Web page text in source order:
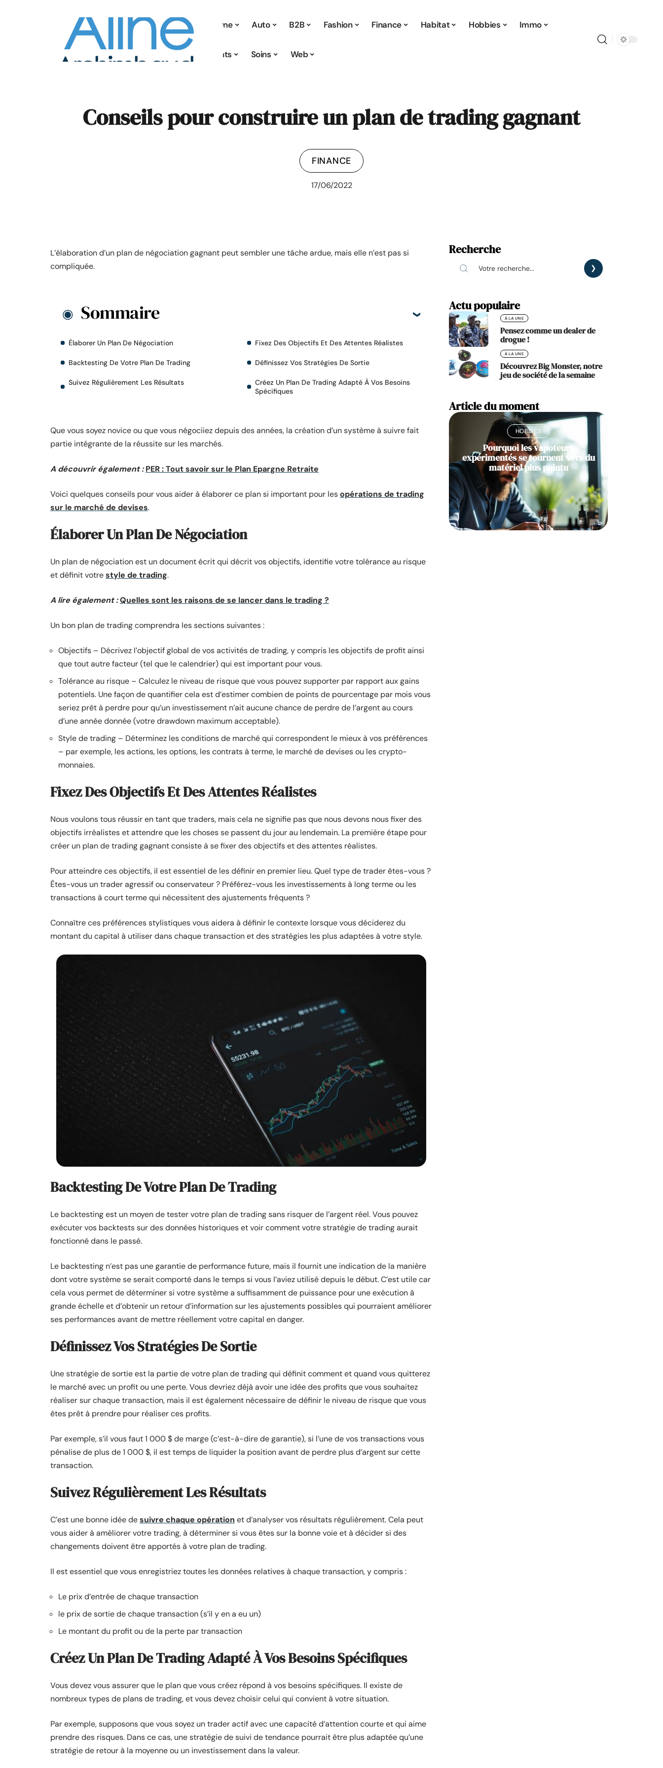
À la une Auto B2B Fashion Finance Habitat Hobbies Immo
Parents Soins Web
Conseils pour construire un plan de trading gagnant
FINANCE
17/06/2022
L’élaboration d’un plan de négociation gagnant peut sembler une tâche ardue, mais elle n’est pas si
compliquée.
Sommaire
Élaborer Un Plan De Négociation Fixez Des Objectifs Et Des Attentes Réalistes
Backtesting De Votre Plan De Trading Définissez Vos Stratégies De Sortie
Suivez Régulièrement Les Résultats
Créez Un Plan De Trading Adapté À Vos Besoins
Spécifiques
Que vous soyez novice ou que vous négociiez depuis des années, la création d’un système à suivre fait
partie intégrante de la réussite sur les marchés.
A découvrir également : PER : Tout savoir sur le Plan Epargne Retraite
Voici quelques conseils pour vous aider à élaborer ce plan si important pour lesopérations de trading
sur le marché de devises.
Élaborer Un Plan De Négociation
Un plan de négociation est un document écrit qui décrit vos objectifs, identifie votre tolérance au risque
et définit votrestyle de trading.
A lire également :Quelles sont les raisons de se lancer dans le trading ?
Un bon plan de trading comprendra les sections suivantes :
Objectifs – Décrivez l’objectif global de vos activités de trading, y compris les objectifs de profit ainsi
que tout autre facteur (tel que le calendrier) qui est important pour vous.
Tolérance au risque – Calculez le niveau de risque que vous pouvez supporter par rapport aux gains
potentiels. Une façon de quantifier cela est d’estimer combien de points de pourcentage par mois vous
seriez prêt à perdre pour qu’un investissement n’ait aucune chance de perdre de l’argent au cours
d’une année donnée (votre drawdown maximum acceptable).
Style de trading – Déterminez les conditions de marché qui correspondent le mieux à vos préférences
– par exemple, les actions, les options, les contrats à terme, le marché de devises ou les crypto-
monnaies.
Fixez Des Objectifs Et Des Attentes Réalistes
Nous voulons tous réussir en tant que traders, mais cela ne signifie pas que nous devons nous fixer des
objectifs irréalistes et attendre que les choses se passent du jour au lendemain. La première étape pour
créer un plan de trading gagnant consiste à se fixer des objectifs et des attentes réalistes.
Pour atteindre ces objectifs, il est essentiel de les définir en premier lieu. Quel type de trader êtes-vous ?
Êtes-vous un trader agressif ou conservateur ? Préférez-vous les investissements à long terme ou les
transactions à court terme qui nécessitent des ajustements fréquents ?
Connaître ces préférences stylistiques vous aidera à définir le contexte lorsque vous déciderez du
montant du capital à utiliser dans chaque transaction et des stratégies les plus adaptées à votre style.
Backtesting De Votre Plan De Trading
Le backtesting est un moyen de tester votre plan de trading sans risquer de l’argent réel. Vous pouvez
exécuter vos backtests sur des données historiques et voir comment votre stratégie de trading aurait
fonctionné dans le passé.
Le backtesting n’est pas une garantie de performance future, mais il fournit une indication de la manière
dont votre système se serait comporté dans le temps si vous l’aviez utilisé depuis le début. C’est utile car
cela vous permet de déterminer si votre système a suffisamment de puissance pour une exécution à
grande échelle et d’obtenir un retour d’information sur les ajustements possibles qui pourraient améliorer
ses performances avant de mettre réellement votre capital en danger.
Définissez Vos Stratégies De Sortie
Une stratégie de sortie est la partie de votre plan de trading qui définit comment et quand vous quitterez
le marché avec un profit ou une perte. Vous devriez déjà avoir une idée des profits que vous souhaitez
réaliser sur chaque transaction, mais il est également nécessaire de définir le niveau de risque que vous
êtes prêt à prendre pour réaliser ces profits.
Par exemple, s’il vous faut 1 000 $ de marge (c’est-à-dire de garantie), si l’une de vos transactions vous
pénalise de plus de 1 000 $, il est temps de liquider la position avant de perdre plus d’argent sur cette
transaction.
Suivez Régulièrement Les Résultats
C’est une bonne idée desuivre chaque opération et d’analyser vos résultats régulièrement. Cela peut
vous aider à améliorer votre trading, à déterminer si vous êtes sur la bonne voie et à décider si des
changements doivent être apportés à votre plan de trading.
Il est essentiel que vous enregistriez toutes les données relatives à chaque transaction, y compris :
Le prix d’entrée de chaque transaction
le prix de sortie de chaque transaction (s’il y en a eu un)
Le montant du profit ou de la perte par transaction
Créez Un Plan De Trading Adapté À Vos Besoins Spécifiques
Vous devez vous assurer que le plan que vous créez répond à vos besoins spécifiques. Il existe de
nombreux types de plans de trading, et vous devez choisir celui qui convient à votre situation.
Par exemple, supposons que vous soyez un trader actif avec une capacité d’attention courte et qui aime
prendre des risques. Dans ce cas, une stratégie de suivi de tendance pourrait être plus adaptée qu’une
stratégie de retour à la moyenne ou un investissement dans la valeur.
Recherche
Actu populaire
À LA UNE
Pensez comme un dealer de
drogue !
À LA UNE
Découvrez Big Monster, notre
jeu de société de la semaine
Article du moment
HOBBIES
Pourquoi les vapoteurs
expérimentés se tournent vers du
matériel plus pointu